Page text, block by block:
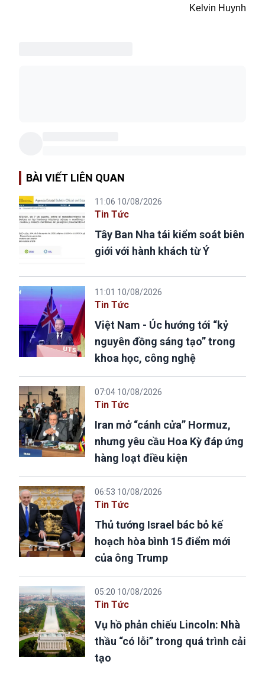
Kelvin Huynh
BÀI VIẾT LIÊN QUAN
11:06 10/08/2026
Tin Tức
Tây Ban Nha tái kiểm soát biên
giới với hành khách từ Ý
11:01 10/08/2026
Tin Tức
Việt Nam - Úc hướng tới “kỷ
nguyên đồng sáng tạo” trong
khoa học, công nghệ
07:04 10/08/2026
Tin Tức
Iran mở “cánh cửa” Hormuz,
nhưng yêu cầu Hoa Kỳ đáp ứng
hàng loạt điều kiện
06:53 10/08/2026
Tin Tức
Thủ tướng Israel bác bỏ kế
hoạch hòa bình 15 điểm mới
của ông Trump
05:20 10/08/2026
Tin Tức
Vụ hồ phản chiếu Lincoln: Nhà
thầu “có lỗi” trong quá trình cải
tạo